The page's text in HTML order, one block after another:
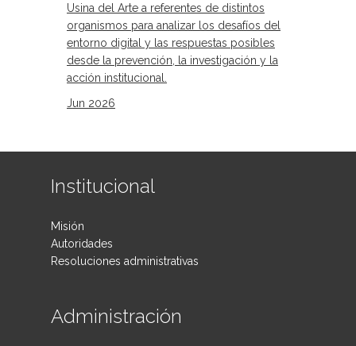
Usina del Arte a referentes de distintos
organismos para analizar los desafíos del
entorno digital y las respuestas posibles
desde la prevención, la investigación y la
acción institucional.
Jun 2026
Institucional
Misión
Autoridades
Resoluciones administrativas
Administración